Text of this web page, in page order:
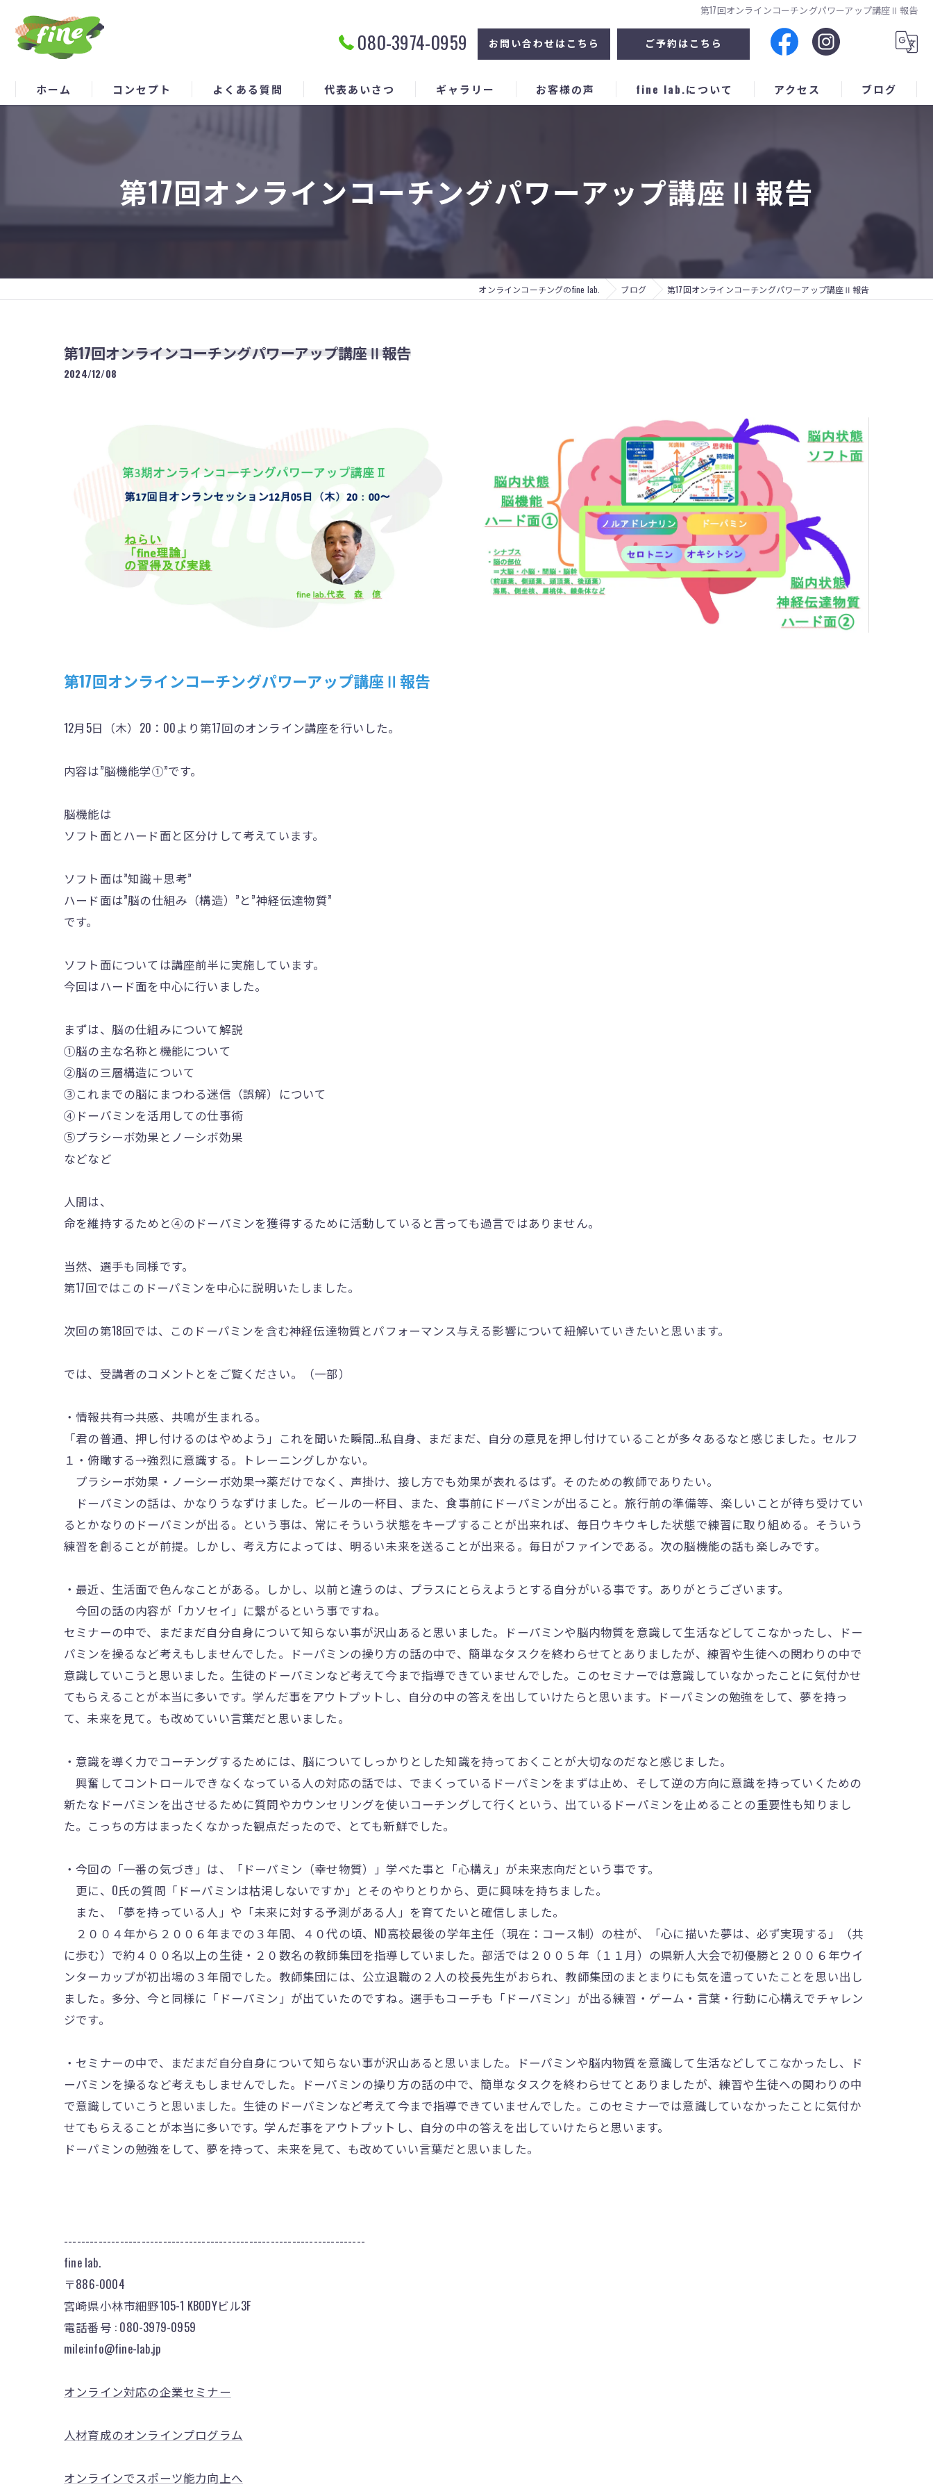
第17回オンラインコーチングパワーアップ講座Ⅱ報告
080-3974-0959 お問い合わせはこちら ご予約はこちら
ホーム コンセプト よくある質問 代表あいさつ ギャラリー お客様の声 fine lab.について
スポーツ
アクセス ブログ
第17回オンラインコーチングパワーアップ講座Ⅱ報告
オンラインコーチングのfine lab. ブログ 第17回オンラインコーチングパワーアップ講座Ⅱ報告
第17回オンラインコーチングパワーアップ講座Ⅱ報告
2024/12/08
第17回オンラインコーチングパワーアップ講座Ⅱ報告
12月5日（木）20：00より第17回のオンライン講座を行いした。
内容は”脳機能学①”です。
脳機能は
ソフト面とハード面と区分けして考えています。
ソフト面は”知識＋思考”
ハード面は”脳の仕組み（構造）”と”神経伝達物質”
です。
ソフト面については講座前半に実施しています。
今回はハード面を中心に行いました。
まずは、脳の仕組みについて解説
①脳の主な名称と機能について
②脳の三層構造について
③これまでの脳にまつわる迷信（誤解）について
④ドーパミンを活用しての仕事術
⑤プラシーボ効果とノーシボ効果
などなど
人間は、
命を維持するためと④のドーパミンを獲得するために活動していると言っても過言ではありません。
当然、選手も同様です。
第17回ではこのドーパミンを中心に説明いたしました。
次回の第18回では、このドーパミンを含む神経伝達物質とパフォーマンス与える影響について紐解いていきたいと思います。
では、受講者のコメントとをご覧ください。（一部）
・情報共有⇒共感、共鳴が生まれる。
「君の普通、押し付けるのはやめよう」これを聞いた瞬間…私自身、まだまだ、自分の意見を押し付けていることが多々あるなと感じました。セルフ
１・俯瞰する→強烈に意識する。トレーニングしかない。
プラシーボ効果・ノーシーボ効果→薬だけでなく、声掛け、接し方でも効果が表れるはず。そのための教師でありたい。
ドーパミンの話は、かなりうなずけました。ビールの一杯目、また、食事前にドーパミンが出ること。旅行前の準備等、楽しいことが待ち受けてい
るとかなりのドーパミンが出る。という事は、常にそういう状態をキープすることが出来れば、毎日ウキウキした状態で練習に取り組める。そういう
練習を創ることが前提。しかし、考え方によっては、明るい未来を送ることが出来る。毎日がファインである。次の脳機能の話も楽しみです。
・最近、生活面で色んなことがある。しかし、以前と違うのは、プラスにとらえようとする自分がいる事です。ありがとうございます。
今回の話の内容が「カソセイ」に繋がるという事ですね。
セミナーの中で、まだまだ自分自身について知らない事が沢山あると思いました。ドーパミンや脳内物質を意識して生活などしてこなかったし、ドー
パミンを操るなど考えもしませんでした。ドーパミンの操り方の話の中で、簡単なタスクを終わらせてとありましたが、練習や生徒への関わりの中で
意識していこうと思いました。生徒のドーパミンなど考えて今まで指導できていませんでした。このセミナーでは意識していなかったことに気付かせ
てもらえることが本当に多いです。学んだ事をアウトプットし、自分の中の答えを出していけたらと思います。ドーパミンの勉強をして、夢を持っ
て、未来を見て。も改めていい言葉だと思いました。
・意識を導く力でコーチングするためには、脳についてしっかりとした知識を持っておくことが大切なのだなと感じました。
興奮してコントロールできなくなっている人の対応の話では、でまくっているドーパミンをまずは止め、そして逆の方向に意識を持っていくための
新たなドーパミンを出させるために質問やカウンセリングを使いコーチングして行くという、出ているドーパミンを止めることの重要性も知りまし
た。こっちの方はまったくなかった観点だったので、とても新鮮でした。
・今回の「一番の気づき」は、「ドーパミン（幸せ物質）」学べた事と「心構え」が未来志向だという事です。
更に、O氏の質問「ドーパミンは枯渇しないですか」とそのやりとりから、更に興味を持ちました。
また、「夢を持っている人」や「未来に対する予測がある人」を育てたいと確信しました。
２００４年から２００６年までの３年間、４０代の頃、ND高校最後の学年主任（現在：コース制）の柱が、「心に描いた夢は、必ず実現する」（共
に歩む）で約４００名以上の生徒・２０数名の教師集団を指導していました。部活では２００５年（１１月）の県新人大会で初優勝と２００６年ウイ
ンターカップが初出場の３年間でした。教師集団には、公立退職の２人の校長先生がおられ、教師集団のまとまりにも気を遣っていたことを思い出し
ました。多分、今と同様に「ドーパミン」が出ていたのですね。選手もコーチも「ドーパミン」が出る練習・ゲーム・言葉・行動に心構えでチャレン
ジです。
・セミナーの中で、まだまだ自分自身について知らない事が沢山あると思いました。ドーパミンや脳内物質を意識して生活などしてこなかったし、ド
ーパミンを操るなど考えもしませんでした。ドーパミンの操り方の話の中で、簡単なタスクを終わらせてとありましたが、練習や生徒への関わりの中
で意識していこうと思いました。生徒のドーパミンなど考えて今まで指導できていませんでした。このセミナーでは意識していなかったことに気付か
せてもらえることが本当に多いです。学んだ事をアウトプットし、自分の中の答えを出していけたらと思います。
ドーパミンの勉強をして、夢を持って、未来を見て、も改めていい言葉だと思いました。
----------------------------------------------------------------------
fine lab.
〒886-0004
宮崎県小林市細野105-1 KBODYビル3F
電話番号 : 080-3979-0959
mile:info@fine-lab.jp
オンライン対応の企業セミナー
人材育成のオンラインプログラム
オンラインでスポーツ能力向上へ